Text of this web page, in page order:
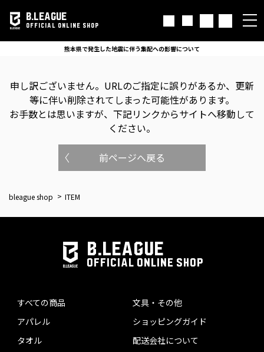
B.LEAGUE
OFFICIAL ONLINE SHOP
熊本県で発生した地震に伴う集配への影響について
申し訳ございません。 URLのご指定に誤りがあるか、更新
等に伴い削除されてしまった可能性があります。
お手数とは思いますが、下記リンクからサイトへ移動して
ください。
前ページへ戻る
bleague shop ITEM
B.LEAGUE
OFFICIAL ONLINE SHOP
すべての商品
アパレル
タオル
文具・その他
ショッピングガイド
配送会社について